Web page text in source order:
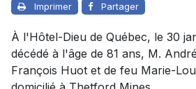
Imprimer Partager
À l'Hôtel-Dieu de Québec, le 30
décédé à l'âge de 81 ans, M.
François Huot et de feu Marie-